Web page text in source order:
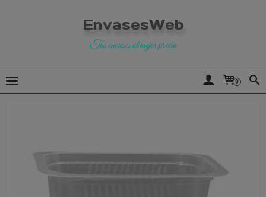
EnvasesWeb
Tus envases al mejor precio
0